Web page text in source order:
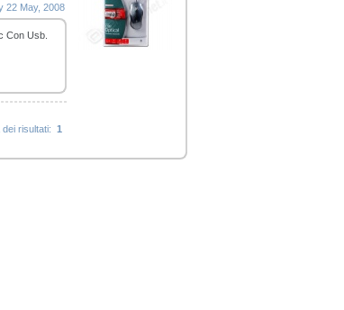
22 May, 2008
Con Usb.
dei risultati: 1